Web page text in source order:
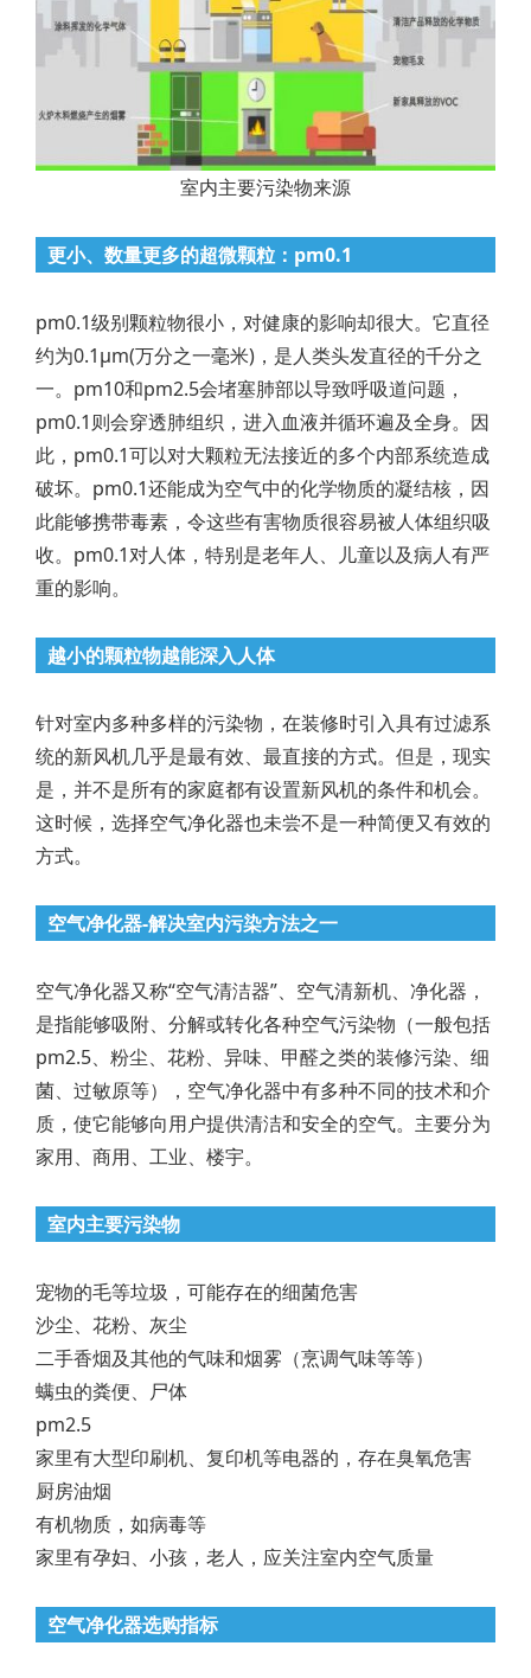
室内主要污染物来源
更小、数量更多的超微颗粒：pm0.1
pm0.1级别颗粒物很小，对健康的影响却很大。它直径
约为0.1μm(万分之一毫米)，是人类头发直径的千分之
一。pm10和pm2.5会堵塞肺部以导致呼吸道问题，
pm0.1则会穿透肺组织，进入血液并循环遍及全身。因
此，pm0.1可以对大颗粒无法接近的多个内部系统造成
破坏。pm0.1还能成为空气中的化学物质的凝结核，因
此能够携带毒素，令这些有害物质很容易被人体组织吸
收。pm0.1对人体，特别是老年人、儿童以及病人有严
重的影响。
越小的颗粒物越能深入人体
针对室内多种多样的污染物，在装修时引入具有过滤系
统的新风机几乎是最有效、最直接的方式。但是，现实
是，并不是所有的家庭都有设置新风机的条件和机会。
这时候，选择空气净化器也未尝不是一种简便又有效的
方式。
空气净化器-解决室内污染方法之一
空气净化器又称“空气清洁器”、空气清新机、净化器，
是指能够吸附、分解或转化各种空气污染物（一般包括
pm2.5、粉尘、花粉、异味、甲醛之类的装修污染、细
菌、过敏原等），空气净化器中有多种不同的技术和介
质，使它能够向用户提供清洁和安全的空气。主要分为
家用、商用、工业、楼宇。
室内主要污染物
宠物的毛等垃圾，可能存在的细菌危害
沙尘、花粉、灰尘
二手香烟及其他的气味和烟雾（烹调气味等等）
螨虫的粪便、尸体
pm2.5
家里有大型印刷机、复印机等电器的，存在臭氧危害
厨房油烟
有机物质，如病毒等
家里有孕妇、小孩，老人，应关注室内空气质量
空气净化器选购指标